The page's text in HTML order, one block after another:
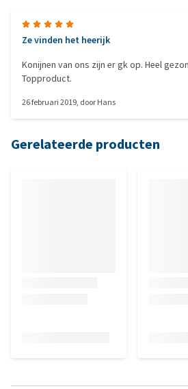
Ze vinden het heerijk
Konijnen van ons zijn er gk op. Heel
Topproduct.
26 februari 2019, doorHans
Gerelateerde producten